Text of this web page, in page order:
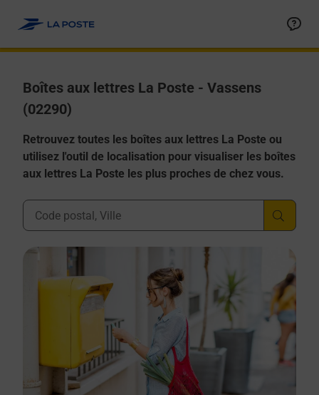
Boîtes aux lettres La Poste - Vassens
(02290)
Retrouvez toutes les boîtes aux lettres La Poste ou
utilisez l'outil de localisation pour visualiser les boîtes
aux lettres La Poste les plus proches de chez vous.
Ville, Département, Code Postal